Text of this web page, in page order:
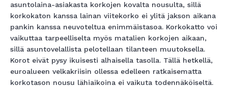
asuntolaina-asiakasta korkojen kovalta nousulta, sillä
korkokaton kanssa lainan viitekorko ei ylitä jakson aikana
pankin kanssa neuvoteltua enimmäistasoa. Korkokatto voi
vaikuttaa tarpeelliselta myös matalien korkojen aikaan,
sillä asuntovelallista pelotellaan tilanteen muutoksella.
Korot eivät pysy ikuisesti alhaisella tasolla. Tällä hetkellä,
euroalueen velkakriisin ollessa edelleen ratkaisematta
korkotason nousu lähiaikoina ei vaikuta todennäköiseltä.